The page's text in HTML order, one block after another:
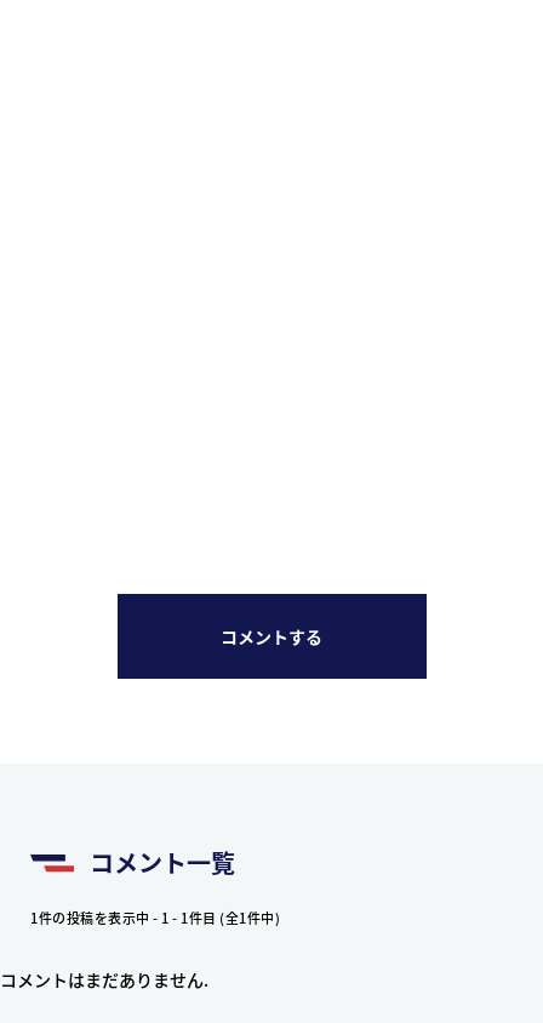
コメントする
コメント一覧
1件の投稿を表示中 - 1 - 1件目 (全1件中)
コメントはまだありません.